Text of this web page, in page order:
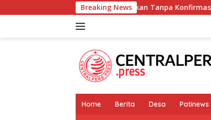
to
Breaking News
Diberitakan Tanpa Konfirmasi, Satresnarkoba
Home Berita Desa Patinews